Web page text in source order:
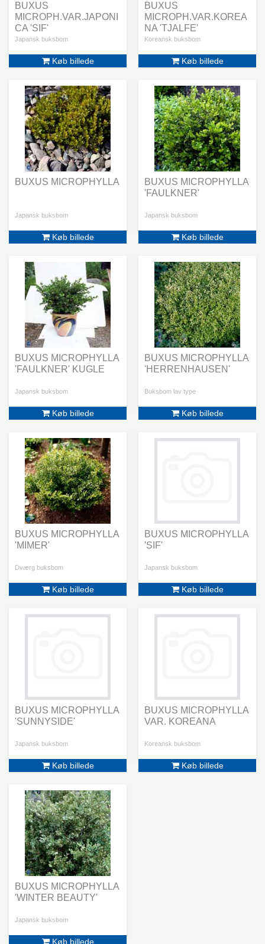
BUXUS
MICROPH.VAR.JAPONI
CA 'SIF'
Japansk buksbom
Køb billede
BUXUS
MICROPH.VAR.KOREA
NA 'TJALFE'
Koreansk buksbom
Køb billede
BUXUS MICROPHYLLA
Japansk buksbom
Køb billede
BUXUS MICROPHYLLA
'FAULKNER'
Japansk buksbom
Køb billede
BUXUS MICROPHYLLA
'FAULKNER' KUGLE
Japansk buksbom
Køb billede
BUXUS MICROPHYLLA
'HERRENHAUSEN'
Buksbom lav type
Køb billede
BUXUS MICROPHYLLA
'MIMER'
Dværg buksbom
Køb billede
BUXUS MICROPHYLLA
'SIF'
Japansk buksbom
Køb billede
BUXUS MICROPHYLLA
'SUNNYSIDE'
Japansk buksbom
Køb billede
BUXUS MICROPHYLLA
VAR. KOREANA
Koreansk buksbom
Køb billede
BUXUS MICROPHYLLA
'WINTER BEAUTY'
Japansk buksbom
Køb billede